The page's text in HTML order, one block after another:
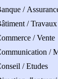
/
/
/ Vente
/
/ Etudes